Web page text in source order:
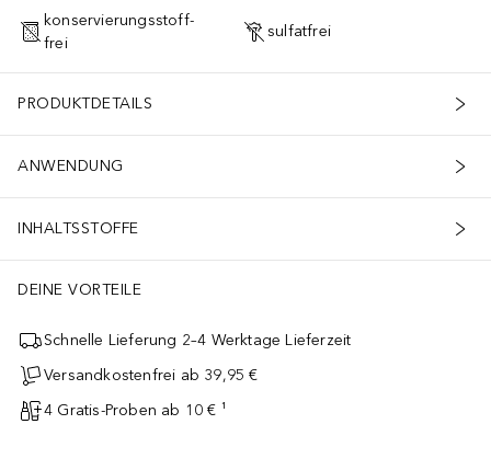
konservierungsstoff-
frei
sulfatfrei
PRODUKTDETAILS
ANWENDUNG
INHALTSSTOFFE
DEINE VORTEILE
Schnelle Lieferung 2–4 Werktage Lieferzeit
Versandkostenfrei ab 39,95 €
4 Gratis-Proben ab 10 € ¹